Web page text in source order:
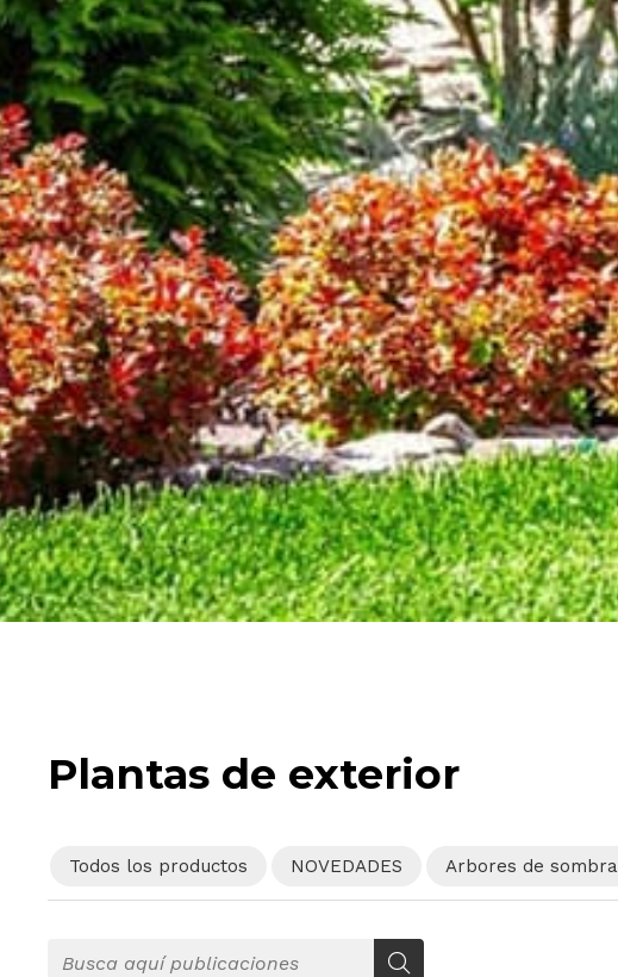
Plantas de exterior
Todos los productos NOVEDADES Arbores de sombra